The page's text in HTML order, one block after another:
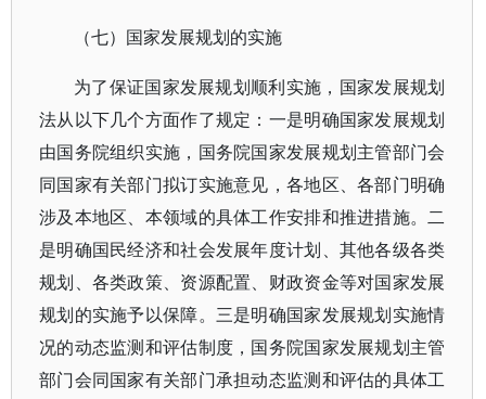
（七）国家发展规划的实施
为了保证国家发展规划顺利实施，国家发展规划
法从以下几个方面作了规定：一是明确国家发展规划
由国务院组织实施，国务院国家发展规划主管部门会
同国家有关部门拟订实施意见，各地区、各部门明确
涉及本地区、本领域的具体工作安排和推进措施。二
是明确国民经济和社会发展年度计划、其他各级各类
规划、各类政策、资源配置、财政资金等对国家发展
规划的实施予以保障。三是明确国家发展规划实施情
况的动态监测和评估制度，国务院国家发展规划主管
部门会同国家有关部门承担动态监测和评估的具体工